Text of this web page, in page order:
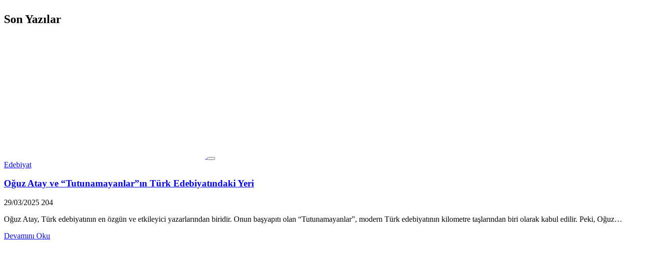
Son Yazılar
Edebiyat
Oğuz Atay ve “Tutunamayanlar”ın Türk Edebiyatındaki Yeri
29/03/2025 204
Oğuz Atay, Türk edebiyatının en özgün ve etkileyici yazarlarından biridir. Onun başyapıtı olan “Tutunamayanlar”, modern Türk edebiyatının kilometre taşlarından biri olarak kabul edilir. Peki, Oğuz…
Devamını Oku